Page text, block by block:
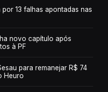
13 falhas apontadas nas
novo capítulo após
à PF
para remanejar R$ 74
Heuro